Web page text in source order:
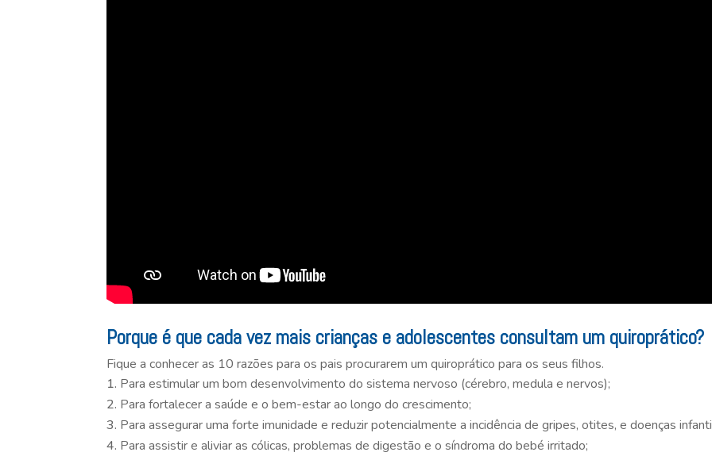
Porque é que cada vez mais crianças e adolescentes consultam um quiroprático?
Fique a conhecer as 10 razões para os pais procurarem um quiroprático para os seus filhos.
Para estimular um bom desenvolvimento do sistema nervoso (cérebro, medula e nervos);
Para fortalecer a saúde e o bem-estar ao longo do crescimento;
Para assegurar uma forte imunidade e reduzir potencialmente a incidência de gripes, otites, e doenças
Para assistir e aliviar as cólicas, problemas de digestão e o síndroma do bebé irritado;